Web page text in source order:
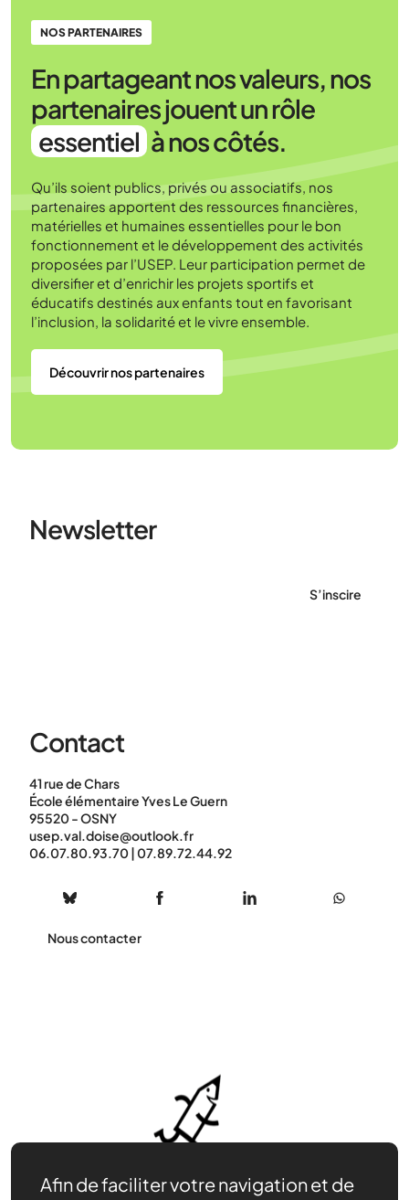
NOS PARTENAIRES
En partageant nos valeurs, nos
partenaires jouent un rôle
essentiel à nos côtés.
Qu’ils soient publics, privés ou associatifs, nos
partenaires apportent des ressources financières,
matérielles et humaines essentielles pour le bon
fonctionnement et le développement des activités
proposées par l’USEP. Leur participation permet de
diversifier et d’enrichir les projets sportifs et
éducatifs destinés aux enfants tout en favorisant
l’inclusion, la solidarité et le vivre ensemble.
Découvrir nos partenaires
Newsletter
S’inscire
Contact
41 rue de Chars
École élémentaire Yves Le Guern
95520 - OSNY
usep.val.doise@outlook.fr
06.07.80.93.70 | 07.89.72.44.92
Nous contacter
Afin de faciliter votre navigation et de